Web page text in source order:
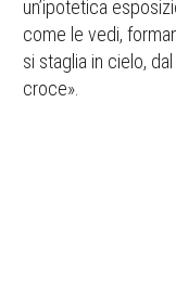
un’ipotetica
come le vedi,
si staglia in cielo,
croce».